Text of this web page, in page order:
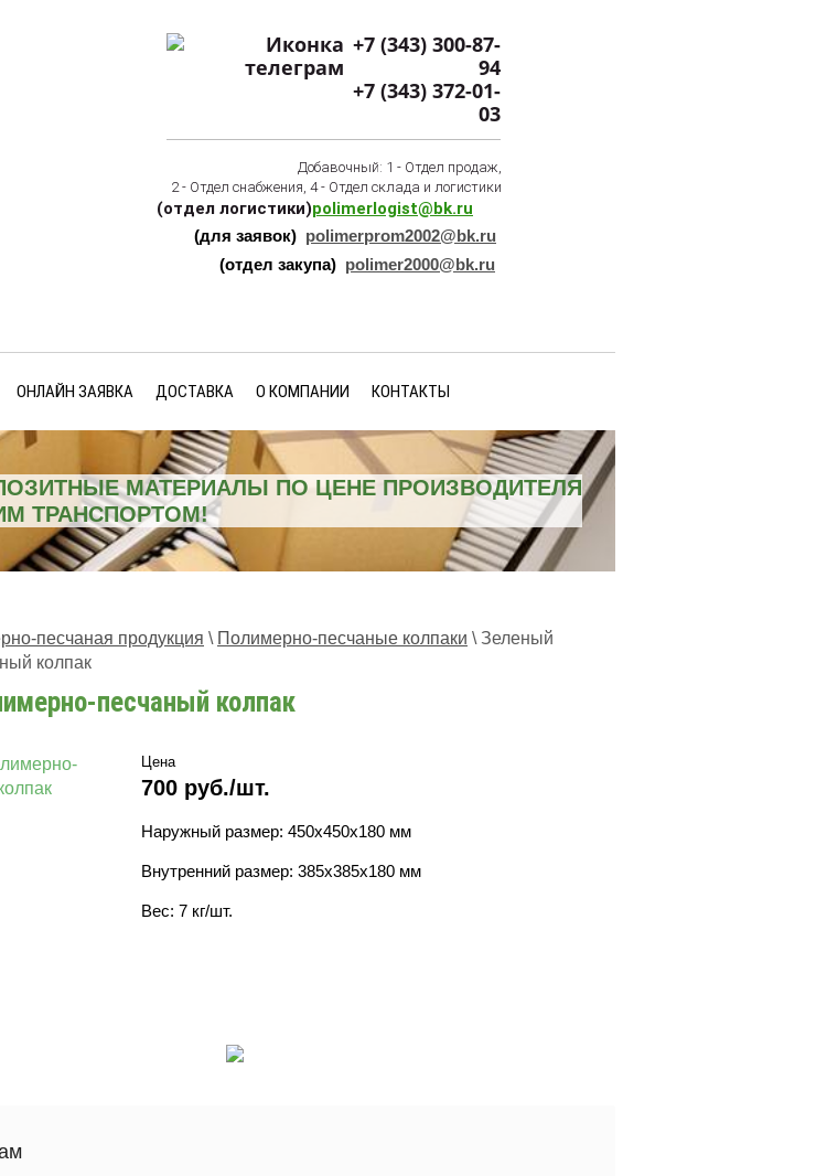
+7 (343) 300-87-
94
+7 (343) 372-01-
03
Добавочный: 1 - Отдел продаж,
2 - Отдел снабжения, 4 - Отдел склада и логистики
(отдел логистики)polimerlogist@bk.ru
(для заявок) polimerprom2002@bk.ru
(отдел закупа) polimer2000@bk.ru
ОНЛАЙН ЗАЯВКА ДОСТАВКА О КОМПАНИИ КОНТАКТЫ
МАТЕРИАЛЫ ПО ЦЕНЕ ПРОИЗВОДИТЕЛЯ
ТРАНСПОРТОМ!
песчаная продукция \ Полимерно-песчаные колпаки \ Зеленый
колпак
песчаный колпак
Цена
700 руб./шт.
Наружный размер: 450х450х180 мм
Внутренний размер: 385х385х180 мм
Вес: 7 кг/шт.